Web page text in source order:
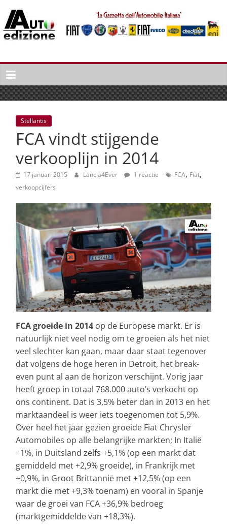
naar
inhoud
Auto
Edizione
La
Gazetta
dell'Automobile
Italiana
autonieuws
lifestyle
Stellantis
FCA vindt stijgende
verkooplijn in 2014
17 januari 2015 Lancia4Ever 1 reactie FCA, Fiat,
verkoopcijfers
FCA groeide in 2014 op de Europese markt. Er is
natuurlijk niet veel nodig om te groeien als het niet
veel slechter kan gaan, maar daar staat tegenover
dat volgens de hoge heren in Detroit, het break-
even punt al aan de horizon verschijnt. Vorig jaar
heeft groep in totaal 768.000 auto’s verkocht op
ons continent. Dat is 3,5% beter dan in 2013 en het
marktaandeel is weer iets toegenomen tot 5,9%.
Over heel het jaar gezien groeide Fiat Chrysler
Automobiles op alle belangrijke markten; In Italië
+1%, in Duitsland zelfs +5,1% (op een markt dat
gemiddeld met +2,9% groeide), in Frankrijk met
+0,9%, in Groot Brittannië met +12,5% (op een
markt die met +9,3% toenam) en vooral in Spanje
waar de groei van FCA +36,9% bedroeg
(marktgemiddelde van +18,3%).